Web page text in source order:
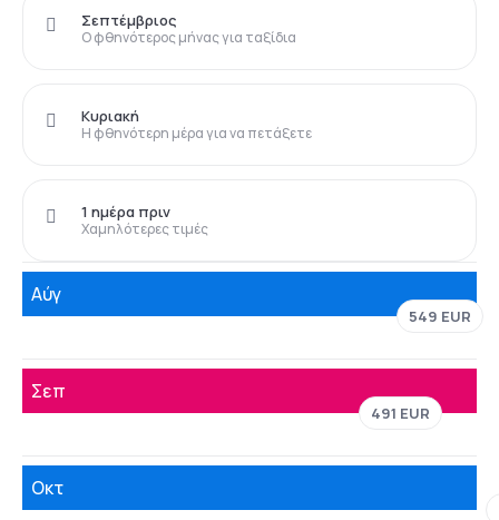
Ο φθηνότερος μήνας για ταξίδια
Σεπτέμβριος
Η φθηνότερη μέρα για να πετάξετε
Κυριακή
Χαμηλότερες τιμές
1 ημέρα πριν
Αύγ
549 EUR
Σεπ
491 EUR
Οκτ